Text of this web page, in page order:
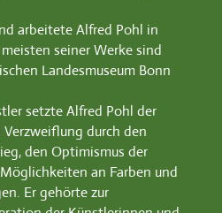
arbeitete Alfred Pohl in
seiner Werke sind
Landesmuseum Bonn
setzte Alfred Pohl der
durch den
den Optimismus der
an Farben und
Er gehörte zur